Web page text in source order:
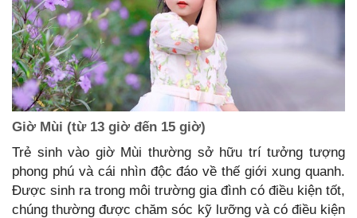
Giờ Mùi (từ 13 giờ đến 15 giờ)
Trẻ sinh vào giờ Mùi thường sở hữu trí tưởng tượng
phong phú và cái nhìn độc đáo về thế giới xung quanh.
Được sinh ra trong môi trường gia đình có điều kiện tốt,
chúng thường được chăm sóc kỹ lưỡng và có điều kiện